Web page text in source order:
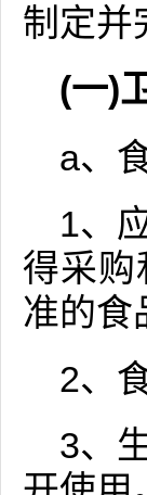
制定并
(一)
a、
1、
得采购
准的食
2、
3、